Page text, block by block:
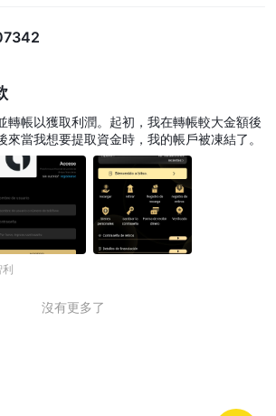
轉帳以獲取利潤。起初，我在轉帳較大金額後
來當我想要提取資金時，我的帳戶被凍結了。
利
沒有更多了